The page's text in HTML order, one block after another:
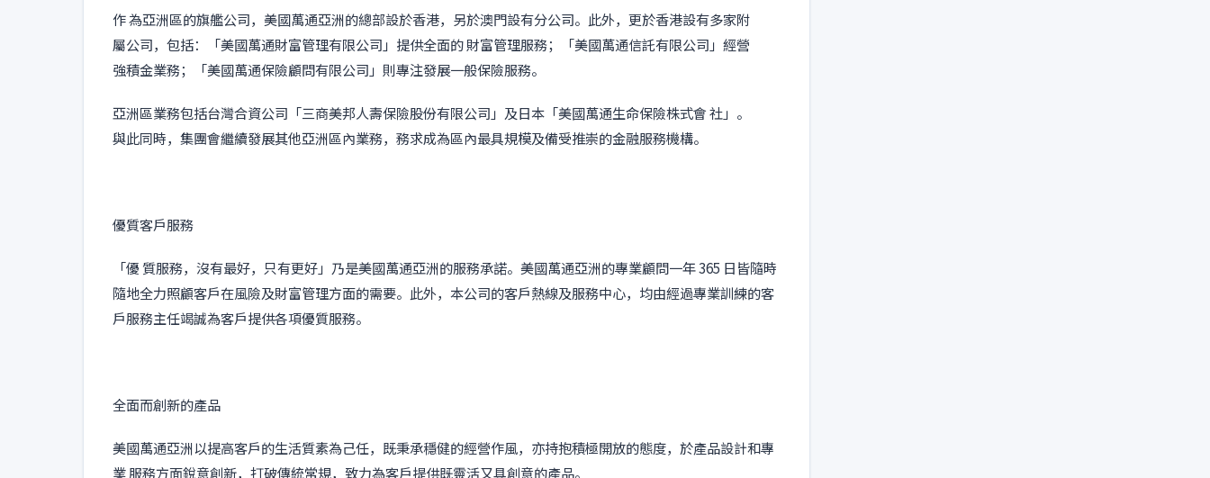
作 為亞洲區的旗艦公司，美國萬通亞洲的總部設於香港，另於澳門設有分公司。此外，更於香港設有多家附
屬公司，包括：「美國萬通財富管理有限公司」提供全面的 財富管理服務；「美國萬通信託有限公司」經營
強積金業務；「美國萬通保險顧問有限公司」則專注發展一般保險服務。
亞洲區業務包括台灣合資公司「三商美邦人壽保險股份有限公司」及日本「美國萬通生命保險株式會 社」。
與此同時，集團會繼續發展其他亞洲區內業務，務求成為區內最具規模及備受推崇的金融服務機構。
優質客戶服務
「優 質服務，沒有最好，只有更好」乃是美國萬通亞洲的服務承諾。美國萬通亞洲的專業顧問一年 365 日皆隨時
隨地全力照顧客戶在風險及財富管理方面的需要。此外，本公司的客戶熱線及服務中心，均由經過專業訓練的客
戶服務主任竭誠為客戶提供各項優質服務。
全面而創新的產品
美國萬通亞洲以提高客戶的生活質素為己任，既秉承穩健的經營作風，亦持抱積極開放的態度，於產品設計和專
業 服務方面銳意創新，打破傳統常規，致力為客戶提供既靈活又具創意的產品。